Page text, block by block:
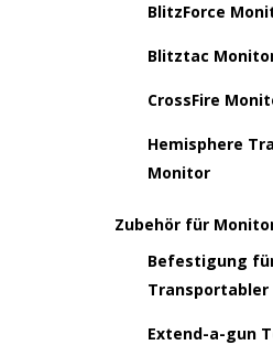
BlitzForce
Blitztac
CrossFire
Hemisphere
Monitor
Zubehör für
Befestigung
Transportabler
Extend-a-gun